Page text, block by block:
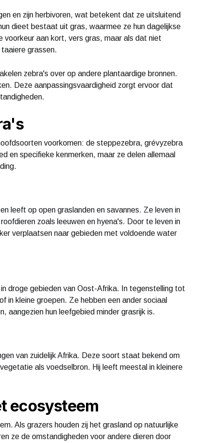
en zijn herbivoren, wat betekent dat ze uitsluitend
dieet bestaat uit gras, waarmee ze hun dagelijkse
voorkeur aan kort, vers gras, maar als dat niet
grassen.
zebra's over op andere plantaardige bronnen.
Deze aanpassingsvaardigheid zorgt ervoor dat
voorkomen: de steppezebra, grévyzebra
en specifieke kenmerken, maar ze delen allemaal
leeft op open graslanden en savannes. Ze leven in
zoals leeuwen en hyena's. Door te leven in
verplaatsen naar gebieden met voldoende water
droge gebieden van Oost-Afrika. In tegenstelling tot
in kleine groepen. Ze hebben een ander sociaal
aangezien hun leefgebied minder grasrijk is.
van zuidelijk Afrika. Deze soort staat bekend om
als voedselbron. Hij leeft meestal in kleinere
ecosysteem
Als grazers houden zij het grasland op natuurlijke
ze de omstandigheden voor andere dieren door